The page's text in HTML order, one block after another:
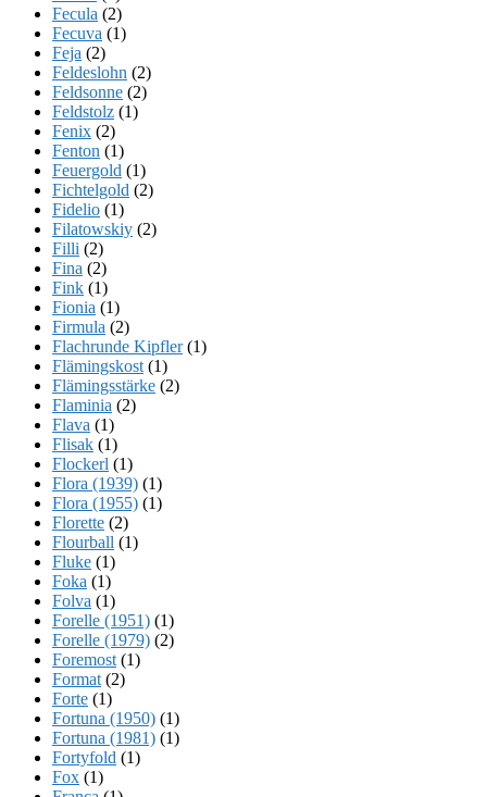
Fecula (2)
Fecuva (1)
Feja (2)
Feldeslohn (2)
Feldsonne (2)
Feldstolz (1)
Fenix (2)
Fenton (1)
Feuergold (1)
Fichtelgold (2)
Fidelio (1)
Filatowskiy (2)
Filli (2)
Fina (2)
Fink (1)
Fionia (1)
Firmula (2)
Flachrunde Kipfler(1)
Flämingskost (1)
Flämingsstärke (2)
Flaminia (2)
Flava (1)
Flisak (1)
Flockerl (1)
Flora (1939) (1)
Flora (1955) (1)
Florette (2)
Flourball (1)
Fluke (1)
Foka (1)
Folva (1)
Forelle (1951) (1)
Forelle (1979) (2)
Foremost (1)
Format (2)
Forte (1)
Fortuna (1950) (1)
Fortuna (1981) (1)
Fortyfold (1)
Fox (1)